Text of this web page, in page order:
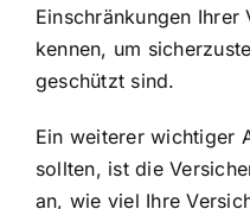
Einschränkungen
kennen, um
geschützt sind.
Ein weiterer wichtiger
sollten, ist die
an, wie viel Ihre